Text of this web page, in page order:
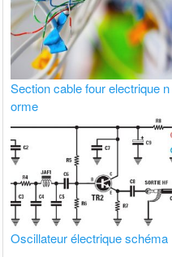
Section cable four electrique n
orme
Oscillateur électrique schéma